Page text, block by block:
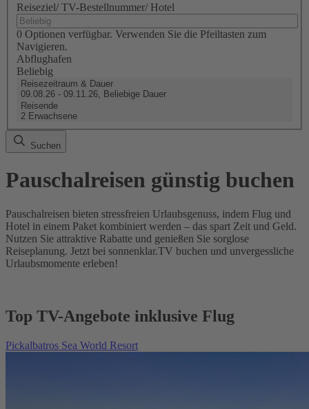
Reiseziel/ TV-Bestellnummer/ Hotel
0 Optionen verfügbar. Verwenden Sie die Pfeiltasten zum
Navigieren.
Abflughafen
Beliebig
Reisezeitraum & Dauer
09.08.26 - 09.11.26, Beliebige Dauer
Reisende
2 Erwachsene
Suchen
Pauschalreisen günstig buchen
Pauschalreisen bieten stressfreien Urlaubsgenuss, indem Flug und
Hotel in einem Paket kombiniert werden – das spart Zeit und Geld.
Nutzen Sie attraktive Rabatte und genießen Sie sorglose
Reiseplanung. Jetzt bei sonnenklar.TV buchen und unvergessliche
Urlaubsmomente erleben!
Top TV-Angebote inklusive Flug
Pickalbatros Sea World Resort